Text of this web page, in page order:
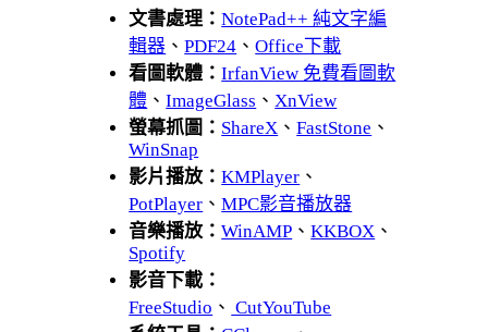
文書處理：NotePad++ 純文字編
輯器 、PDF24 、Office下載
看圖軟體：IrfanView 免費看圖軟
體 、ImageGlass 、 XnView
螢幕抓圖： ShareX 、FastStone 、
WinSnap
影片播放：KMPlayer 、
PotPlayer 、MPC影音播放器
音樂播放：WinAMP 、KKBOX 、
Spotify
影音下載：
FreeStudio 、 CutYouTube